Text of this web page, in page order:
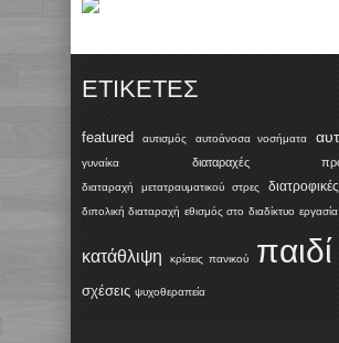
ΕΤΙΚΈΤΕΣ
featured αυτισμός αυτοάνοσα νοσήματα
γυναίκα διαταραχές
διαταραχή μετατραυματικού στρες
διπολική διαταραχή εθισμός στο διαδίκτυο εργασία
κατάθλιψη κρίσεις πανικού παιδί
σχέσεις ψυχοθεραπεία